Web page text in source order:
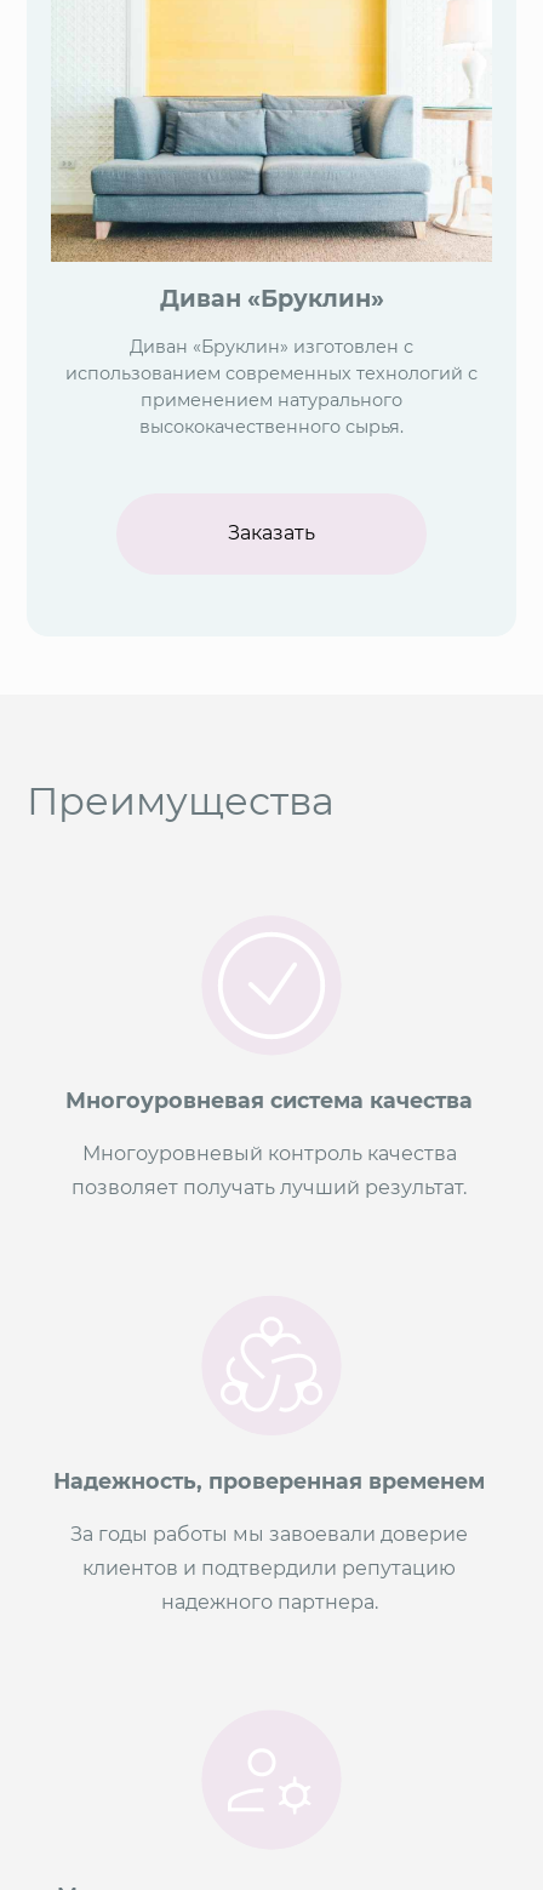
Диван «Бруклин»
Диван «Бруклин» изготовлен с
использованием современных технологий с
применением натурального
высококачественного сырья.
Заказать
Преимущества
Многоуровневая система качества
Многоуровневый контроль качества
позволяет получать лучший результат.
Надежность, проверенная временем
За годы работы мы завоевали доверие
клиентов и подтвердили репутацию
надежного партнера.